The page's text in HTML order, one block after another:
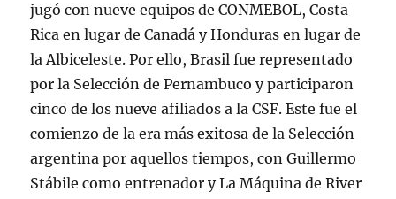
jugó con nueve equipos de CONMEBOL, Costa
Rica en lugar de Canadá y Honduras en lugar de
la Albiceleste. Por ello, Brasil fue representado
por la Selección de Pernambuco y participaron
cinco de los nueve afiliados a la CSF. Este fue el
comienzo de la era más exitosa de la Selección
argentina por aquellos tiempos, con Guillermo
Stábile como entrenador y La Máquina de River